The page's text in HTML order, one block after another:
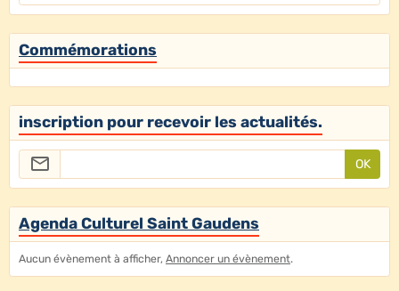
Commémorations
inscription pour recevoir les actualités.
OK
Agenda Culturel Saint Gaudens
Aucun évènement à afficher, Annoncer un évènement.